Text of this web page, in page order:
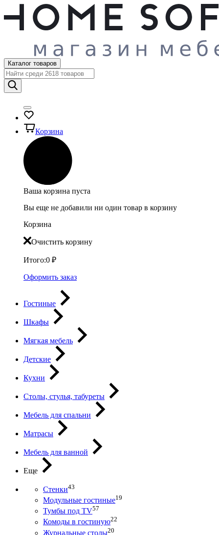
Каталог товаров
Корзина
Ваша корзина пуста
Вы еще не добавили ни один товар в корзину
Корзина
Очистить корзину
Итого:0 ₽
Оформить заказ
Гостиные
Шкафы
Мягкая мебель
Детские
Кухни
Столы, стулья, табуреты
Мебель для спальни
Матрасы
Мебель для ванной
Еще
Стенки43
Модульные гостиные19
Тумбы под ТV57
Комоды в гостиную22
Журнальные столы20